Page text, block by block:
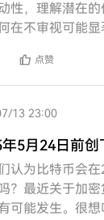
性，理解潜在
在不审视可能
点赞
13 23:00
5月24日前创
认为比特币会
？最近关于加
可能发生。很